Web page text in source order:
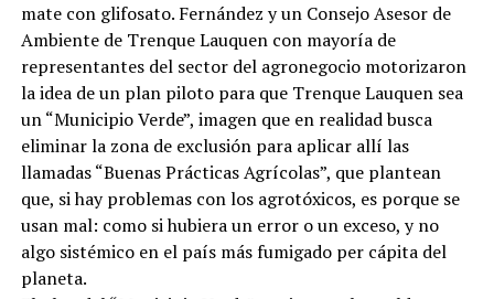
mate con glifosato. Fernández y un Consejo Asesor de
Ambiente de Trenque Lauquen con mayoría de
representantes del sector del agronegocio motorizaron
la idea de un plan piloto para que Trenque Lauquen sea
un “Municipio Verde”, imagen que en realidad busca
eliminar la zona de exclusión para aplicar allí las
llamadas “Buenas Prácticas Agrícolas”, que plantean
que, si hay problemas con los agrotóxicos, es porque se
usan mal: como si hubiera un error o un exceso, y no
algo sistémico en el país más fumigado per cápita del
planeta.